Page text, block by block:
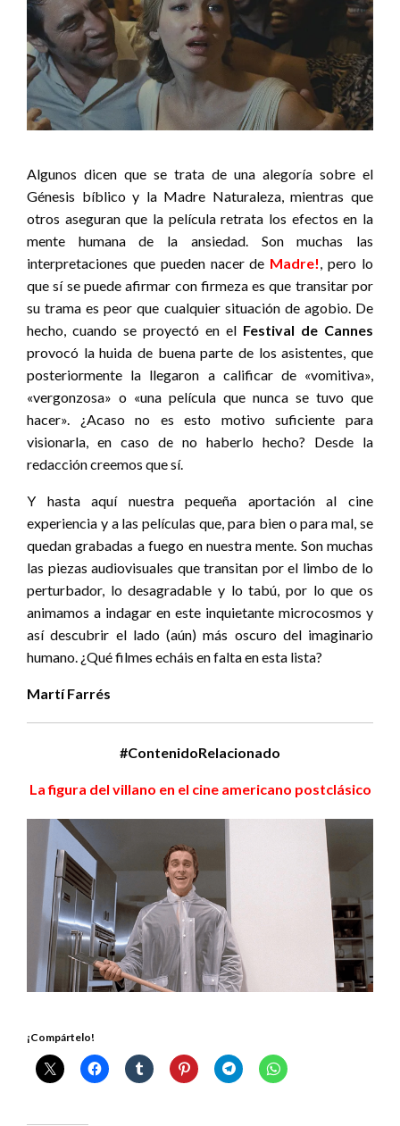
Algunos dicen que se trata de una alegoría sobre el
Génesis bíblico y la Madre Naturaleza, mientras que
otros aseguran que la película retrata los efectos en la
mente humana de la ansiedad. Son muchas las
interpretaciones que pueden nacer de Madre!, pero lo
que sí se puede afirmar con firmeza es que transitar por
su trama es peor que cualquier situación de agobio. De
hecho, cuando se proyectó en el Festival de Cannes
provocó la huida de buena parte de los asistentes, que
posteriormente la llegaron a calificar de «vomitiva»,
«vergonzosa» o «una película que nunca se tuvo que
hacer». ¿Acaso no es esto motivo suficiente para
visionarla, en caso de no haberlo hecho? Desde la
redacción creemos que sí.
Y hasta aquí nuestra pequeña aportación al cine
experiencia y a las películas que, para bien o para mal, se
quedan grabadas a fuego en nuestra mente. Son muchas
las piezas audiovisuales que transitan por el limbo de lo
perturbador, lo desagradable y lo tabú, por lo que os
animamos a indagar en este inquietante microcosmos y
así descubrir el lado (aún) más oscuro del imaginario
humano. ¿Qué filmes echáis en falta en esta lista?
Martí Farrés
#ContenidoRelacionado
La figura del villano en el cine americano postclásico
¡Compártelo!